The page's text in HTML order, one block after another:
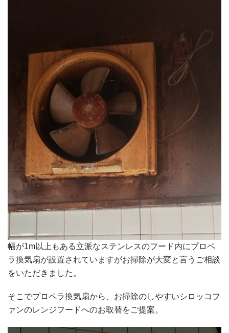
幅が1m以上もある立派なステンレスのフード内にプロペ
ラ換気扇が設置されていますがお掃除が大変と言うご相談
をいただきました。
そこでプロペラ換気扇から、お掃除のしやすいシロッコフ
ァンのレンジフードへのお取替をご提案。